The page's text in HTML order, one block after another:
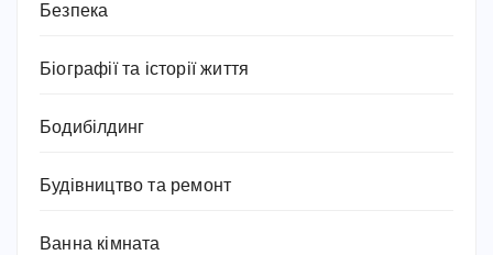
Безпека
Біографії та історії життя
Бодибілдинг
Будівництво та ремонт
Ванна кімната